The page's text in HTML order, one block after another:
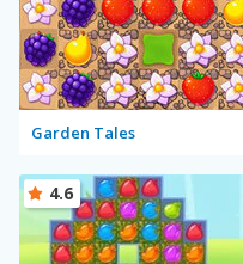
Garden Tales
4.6